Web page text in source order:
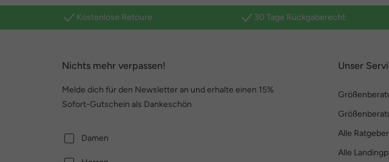
Kostenlose Retoure 30 Tage Rückgaberecht
Nichts mehr verpassen!
Melde dich für den Newsletter an und erhalte einen 15%
Sofort-Gutschein als Dankeschön
Damen
Unser
Alle Ratgeber
Alle